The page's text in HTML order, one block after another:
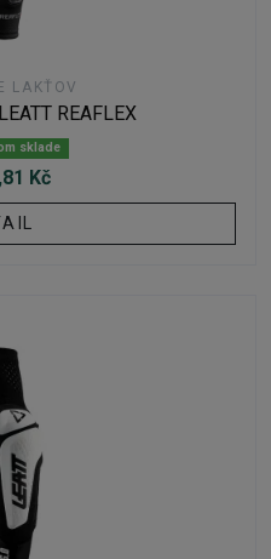
LAKŤOV
REAFLEX
sklade
Kč